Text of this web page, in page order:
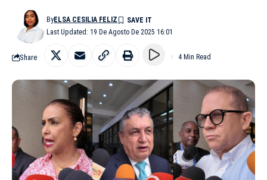
Last Updated: 19 De Agosto De 2025 16:01
ByELSA CESILIA FELIZ
Share 4 Min Read